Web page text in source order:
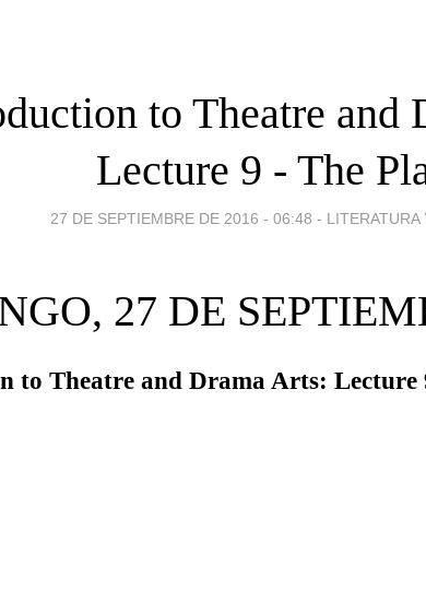
to Theatre and
Lecture 9 - The
27 DE SEPTIEMBRE DE 2016 - 06:48 - LITERATURA
27 DE
to Theatre and Drama Arts: Lecture